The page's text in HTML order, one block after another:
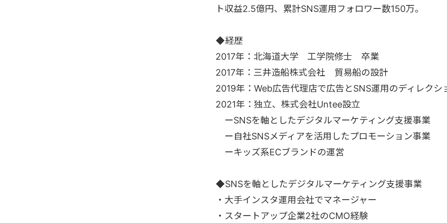
ト収益2.5億円、累計SNS運用フォロワー数150万。
◆経歴
2017年：北海道大学 工学院修士 卒業
2017年：三井造船株式会社 貿易船の設計
2019年：Web広告代理店で広告とSNS運用のディレクシ
2021年：独立、株式会社Untee設立
ーSNSを軸としたデジタルマーケティング支援事業
ー自社SNSメディアを活用したプロモーション事業
ーキッズ系ECブランドの運営
◆SNSを軸としたデジタルマーケティング支援事業
・大手インスタ運用会社でマネージャー
・スタートアップ企業2社のCMO経験